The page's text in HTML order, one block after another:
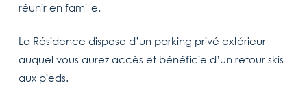
réunir en famille.
La Résidence dispose d’un parking privé extérieur
auquel vous aurez accès et bénéficie d’un retour skis
aux pieds.